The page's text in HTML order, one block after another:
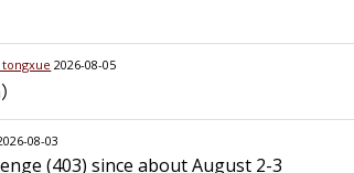
2026-08-05
08-03
(403) since about August 2-3